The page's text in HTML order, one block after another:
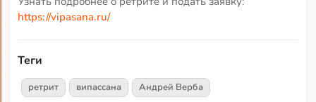
https://vipasana.ru/
Теги
ретрит випассана Андрей Верба